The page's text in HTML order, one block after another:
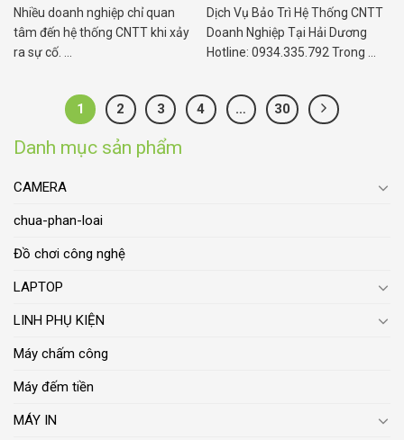
Danh mục sản phẩm
CAMERA
chua-phan-loai
Đồ chơi công nghệ
LAPTOP
LINH PHỤ KIỆN
Máy chấm công
Máy đếm tiền
MÁY IN
Nhiều doanh nghiệp chỉ quan
tâm đến hệ thống CNTT khi xảy
ra sự cố. ...
Dịch Vụ Bảo Trì Hệ Thống CNTT
Doanh Nghiệp Tại Hải Dương
Hotline: 0934.335.792 Trong ...
1 2 3 4 … 30